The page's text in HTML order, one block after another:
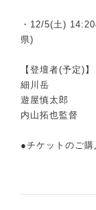
・12/5(土)
県)
【登壇者(予定)】
細川岳
遊屋慎太郎
内山拓也監督
●チケットのご購